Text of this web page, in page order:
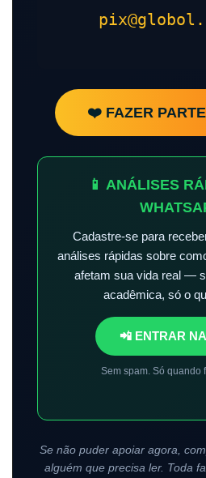
❤️ FAZER
📱 ANÁLISES
Cadastre-se para
análises rápidas sobre
afetam sua vida real —
acadêmica, só o
📲 ENTRAR
Sem spam. Só quando
Se não puder apoiar agora,
alguém que precisa ler. Toda